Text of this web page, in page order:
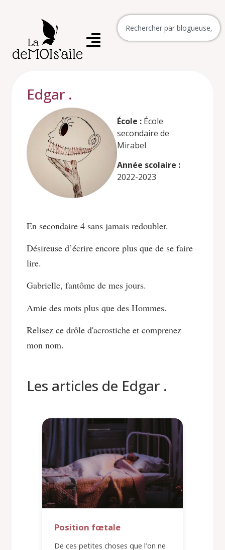
Edgar .
École : École
secondaire de
Mirabel
Année scolaire :
2022-2023
En secondaire 4 sans jamais redoubler.
Désireuse d’écrire encore plus que de se faire
lire.
Gabrielle, fantôme de mes jours.
Amie des mots plus que des Hommes.
Relisez ce drôle d'acrostiche et comprenez
mon nom.
Les articles de Edgar .
Position fœtale
De ces petites choses que l’on ne